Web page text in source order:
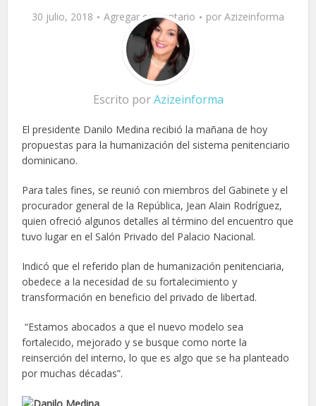
30 julio, 2018 Agregar comentario por Azizeinforma
Escrito porAzizeinforma
El presidente Danilo Medina recibió la mañana de hoy
propuestas para la humanización del sistema penitenciario
dominicano.
Para tales fines, se reunió con miembros del Gabinete y el
procurador general de la República, Jean Alain Rodríguez,
quien ofreció algunos detalles al término del encuentro que
tuvo lugar en el Salón Privado del Palacio Nacional.
Indicó que el referido plan de humanización penitenciaria,
obedece a la necesidad de su fortalecimiento y
transformación en beneficio del privado de libertad.
“Estamos abocados a que el nuevo modelo sea
fortalecido, mejorado y se busque como norte la
reinserción del interno, lo que es algo que se ha planteado
por muchas décadas”.